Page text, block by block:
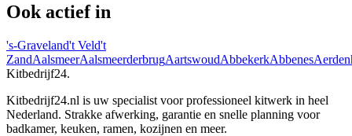
Ook actief in
's-Graveland't Veld't
ZandAalsmeerAalsmeerderbrugAartswoudAbbekerkAbbenes
Kitbedrijf24.
Kitbedrijf24.nl is uw specialist voor professioneel kitwerk in heel
Nederland. Strakke afwerking, garantie en snelle planning voor
badkamer, keuken, ramen, kozijnen en meer.